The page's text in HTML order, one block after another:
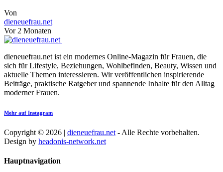
Von
dieneuefrau.net
Vor 2 Monaten
dieneuefrau.net ist ein modernes Online-Magazin für Frauen, die
sich für Lifestyle, Beziehungen, Wohlbefinden, Beauty, Wissen und
aktuelle Themen interessieren. Wir veröffentlichen inspirierende
Beiträge, praktische Ratgeber und spannende Inhalte für den Alltag
moderner Frauen.
Mehr auf Instagram
Copyright © 2026 | dieneuefrau.net - Alle Rechte vorbehalten.
Design by headonis-network.net
Hauptnavigation